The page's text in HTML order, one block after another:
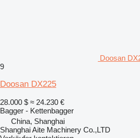
Doosan
9
Doosan DX225
28.000 $ ≈ 24.230 €
Bagger - Kettenbagger
China, Shanghai
Shanghai Aite Machinery Co.,LTD